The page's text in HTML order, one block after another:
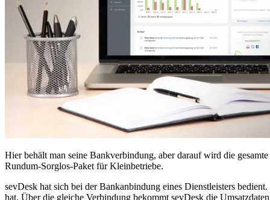
Hier behält man seine Bankverbindung, aber darauf wird die
Rundum-Sorglos-Paket für Kleinbetriebe.
sevDesk hat sich bei der Bankanbindung eines Dienstleisters
hat. Über die gleiche Verbindung bekommt sevDesk die